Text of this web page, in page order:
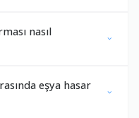
nasıl
eşya hasar